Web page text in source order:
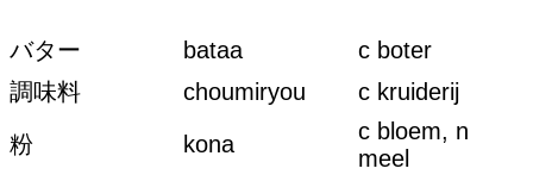
バター bataa
c boter
調味料
choumiryou
c kruiderij
粉
kona
c bloem, n
meel